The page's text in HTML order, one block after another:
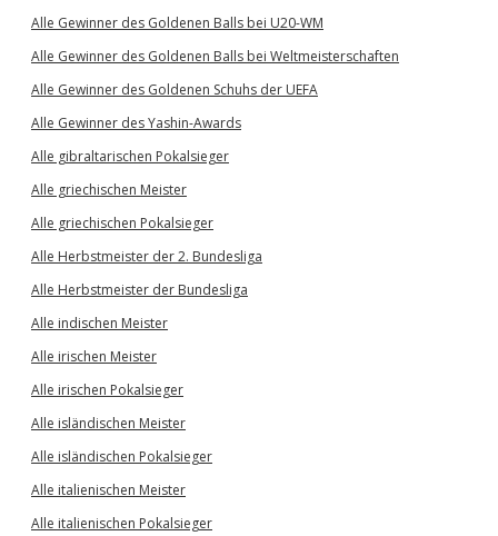
Alle Gewinner des Goldenen Balls bei U20-WM
Alle Gewinner des Goldenen Balls bei Weltmeisterschaften
Alle Gewinner des Goldenen Schuhs der UEFA
Alle Gewinner des Yashin-Awards
Alle gibraltarischen Pokalsieger
Alle griechischen Meister
Alle griechischen Pokalsieger
Alle Herbstmeister der 2. Bundesliga
Alle Herbstmeister der Bundesliga
Alle indischen Meister
Alle irischen Meister
Alle irischen Pokalsieger
Alle isländischen Meister
Alle isländischen Pokalsieger
Alle italienischen Meister
Alle italienischen Pokalsieger